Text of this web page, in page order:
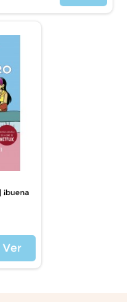
¡buena
Ver